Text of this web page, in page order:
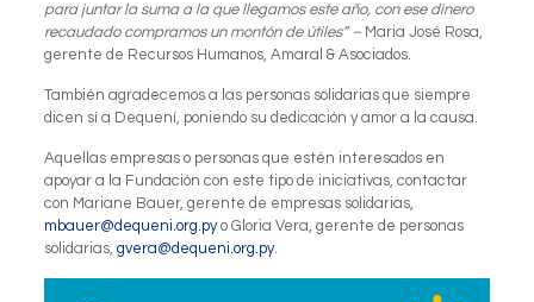
para juntar la suma a la que llegamos este año, con ese dinero
recaudado compramos un montón de útiles” – Maria José Rosa,
gerente de Recursos Humanos, Amaral & Asociados.
También agradecemos a las personas solidarias que siempre
dicen sí a Dequení, poniendo su dedicación y amor a la causa.
Aquellas empresas o personas que estén interesados en
apoyar a la Fundación con este tipo de iniciativas, contactar
con Mariane Bauer, gerente de empresas solidarias,
mbauer@dequeni.org.pyo Gloria Vera, gerente de personas
solidarias, gvera@dequeni.org.py.